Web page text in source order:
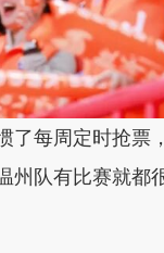
了每周定时抢票
队有比赛就都